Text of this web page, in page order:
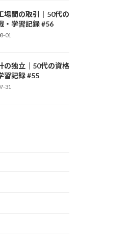
場間の取引｜50代の
・学習記録 #56
01
の独立｜50代の資格
習記録 #55
31